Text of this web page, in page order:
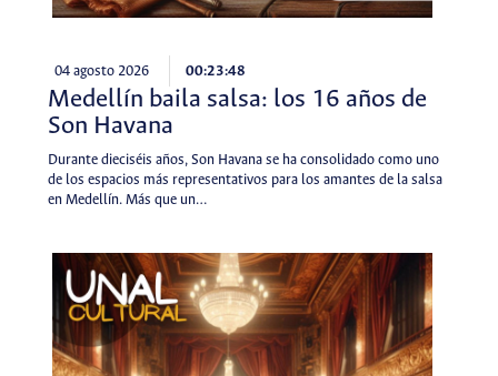
04 agosto 2026 00:23:48
Medellín baila salsa: los 16 años de
Son Havana
Durante dieciséis años, Son Havana se ha consolidado como uno
de los espacios más representativos para los amantes de la salsa
en Medellín. Más que un…